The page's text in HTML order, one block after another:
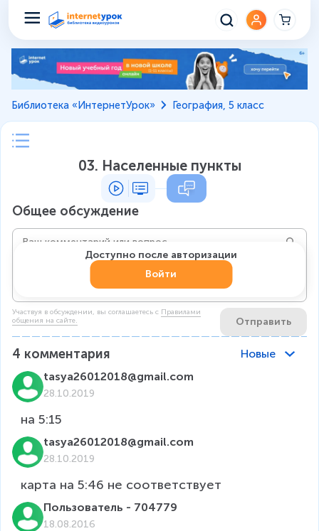
Библиотека «ИнтернетУрок» География, 5 класс
03. Населенные пункты
Общее обсуждение
Участвуя в обсуждении, вы соглашаетесь c Правилами
общения на сайте.
Отправить
Доступно после авторизации
Войти
4 комментария
Новые
tasya26012018@gmail.com
28.10.2019
tasya26012018@gmail.com
28.10.2019
Пользователь - 704779
18.08.2016